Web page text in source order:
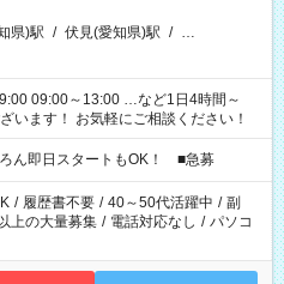
県)駅 / 伏見(愛知県)駅 / …
13:00 …など1日4時間～
ございます！ お気軽にご相談ください！
ん即日スタートもOK！ ■急募
/ 履歴書不要 / 40～50代活躍中 / 副
上の大量募集 / 電話対応なし / パソコ